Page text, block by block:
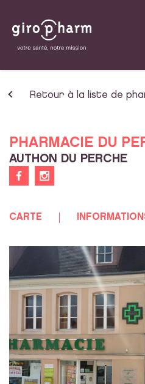
Retour à la liste de
PHARMACIE DU
AUTHON DU PERCHE
CARTE